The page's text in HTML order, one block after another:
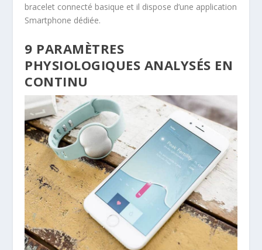
bracelet connecté basique et il dispose d’une application
Smartphone dédiée.
9 PARAMÈTRES
PHYSIOLOGIQUES ANALYSÉS EN
CONTINU